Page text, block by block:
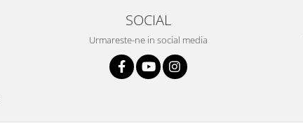
SOCIAL
Urmareste-ne in social media